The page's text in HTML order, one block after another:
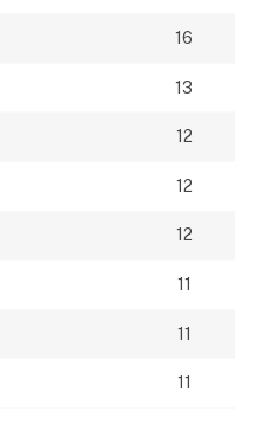
16
13
12
12
12
11
11
11